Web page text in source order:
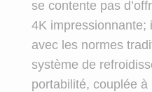
se contente pas
4K impressionnante;
avec les normes
système de
portabilité, couplée